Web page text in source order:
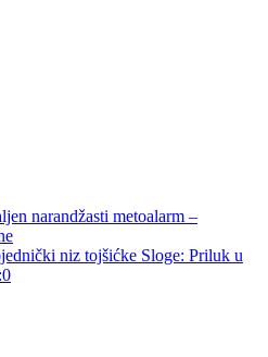
narandžasti metoalarm –
niz tojšićke Sloge: Priluk u